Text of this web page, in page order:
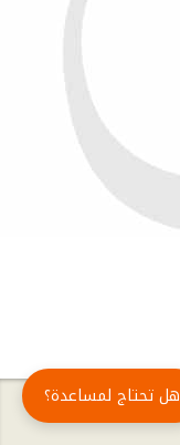
هل تحتاج لمساعدة؟